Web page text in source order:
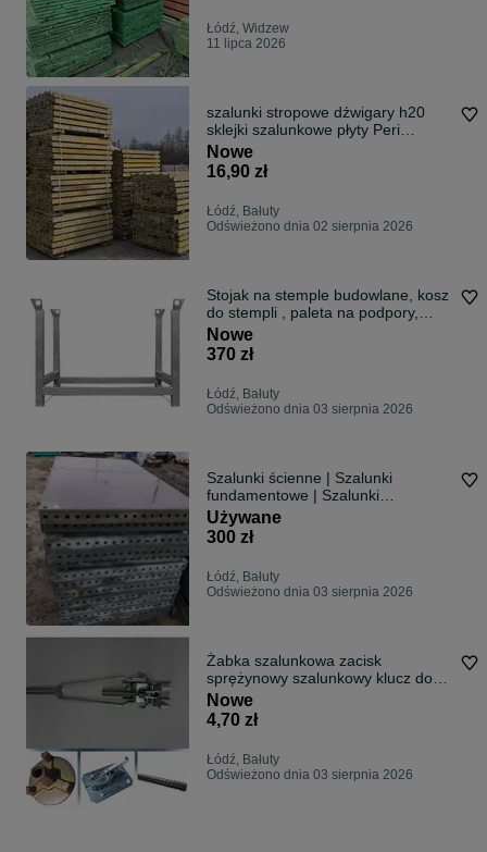
Łódź, Widzew
11 lipca 2026
szalunki stropowe dźwigary h20
sklejki szalunkowe płyty Peri
stemple budowlane NAJTANIEJ
Nowe
16,90 zł
Łódź, Bałuty
Odświeżono dnia 02 sierpnia 2026
Stojak na stemple budowlane, kosz
do stempli , paleta na podpory,
szalunki stropowe dźwigar H20
płyta szalunkowa
Nowe
370 zł
Łódź, Bałuty
Odświeżono dnia 03 sierpnia 2026
Szalunki ścienne | Szalunki
fundamentowe | Szalunki
budowlane | Szalunki stropowe |
Sklejka szalunkowa | ProSzalunek
Używane
300 zł
Łódź, Bałuty
Odświeżono dnia 03 sierpnia 2026
Żabka szalunkowa zacisk
sprężynowy szalunkowy klucz do
żabek zaciski
Nowe
4,70 zł
Łódź, Bałuty
Odświeżono dnia 03 sierpnia 2026